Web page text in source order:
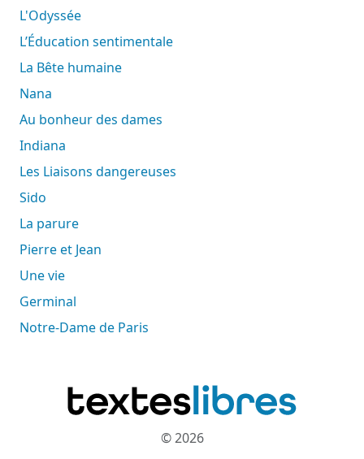
L'Odyssée
L’Éducation sentimentale
La Bête humaine
Nana
Au bonheur des dames
Indiana
Les Liaisons dangereuses
Sido
La parure
Pierre et Jean
Une vie
Germinal
Notre-Dame de Paris
© 2026